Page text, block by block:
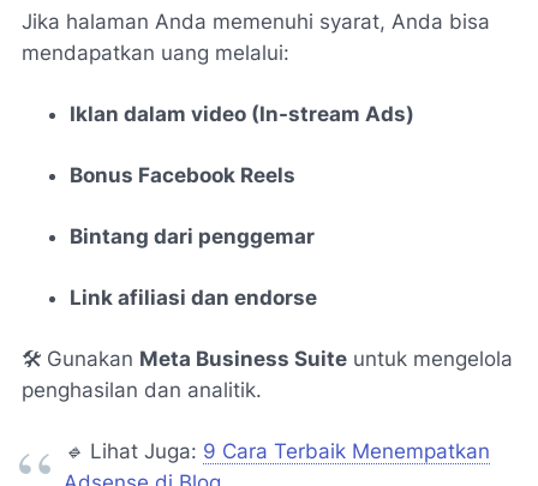
Jika halaman Anda memenuhi syarat, Anda bisa
mendapatkan uang melalui:
Iklan dalam video (In-stream Ads)
Bonus Facebook Reels
Bintang dari penggemar
Link afiliasi dan endorse
🛠️ Gunakan Meta Business Suite untuk mengelola
penghasilan dan analitik.
🔹 Lihat Juga: 9 Cara Terbaik Menempatkan